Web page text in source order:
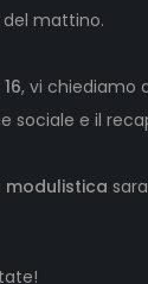
del mattino.
, vi chiediamo
sociale e il
modulistica